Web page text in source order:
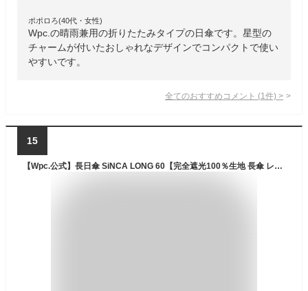
ポポロろ(40代・女性)
Wpc.の晴雨兼用の折りたたみタイプの日傘です。星型の
チャームが付いたおしゃれなデザインでコンパクトで使い
やすいです。
全てのおすすめコメント (1 件) >
15
【Wpc.公式】長日傘 SiNCA LONG 60【完全遮光100％生地 長傘 レディース メンズ ユニセックス 晴雨兼用 UVカット 遮熱 環境にやさしい 継続撥水 耐風 風に強い 頑丈 リサイクル生地 プレゼント】